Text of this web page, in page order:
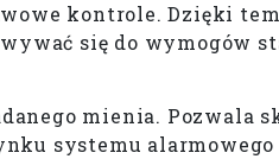
kontrole. Dzięki
się do wymogów
mienia. Pozwala
systemu